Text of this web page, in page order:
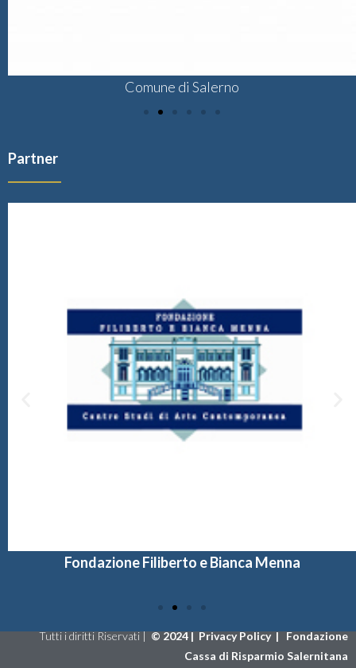
Comune di Salerno
Partner
Fondazione Filiberto e Bianca Menna
Tutti i diritti Riservati |©2024 |Privacy Policy|Fondazione
Cassa di Risparmio Salernitana